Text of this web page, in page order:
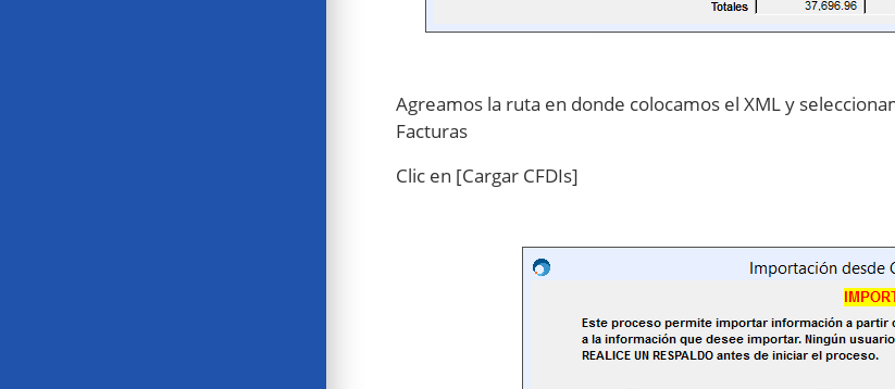
Agreamos la ruta en donde colocamos el XML y
Facturas
Clic en [Cargar CFDIs]